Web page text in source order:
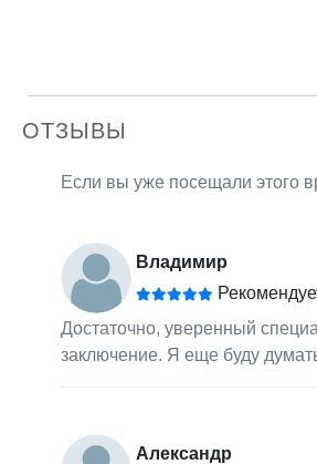
ОТЗЫВЫ
Если вы уже посещали этого
Владимир
Достаточно, уверенный
заключение. Я еще буду
Александр